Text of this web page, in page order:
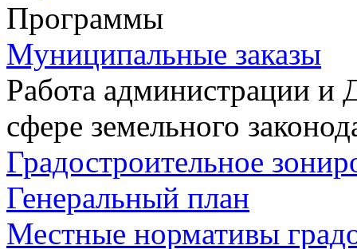
Программы
Муниципальные заказы
Работа администрации и
сфере земельного
Градостроительное
Генеральный план
Местные нормативы